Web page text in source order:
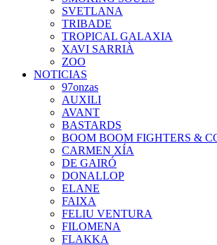
SVETLANA
TRIBADE
TROPICAL GALAXIA
XAVI SARRIÀ
ZOO
NOTICIAS
97onzas
AUXILI
AVANT
BASTARDS
BOOM BOOM FIGHTERS &
CARMEN XÍA
DE GAIRÓ
DONALLOP
ELANE
FAIXA
FELIU VENTURA
FILOMENA
FLAKKA